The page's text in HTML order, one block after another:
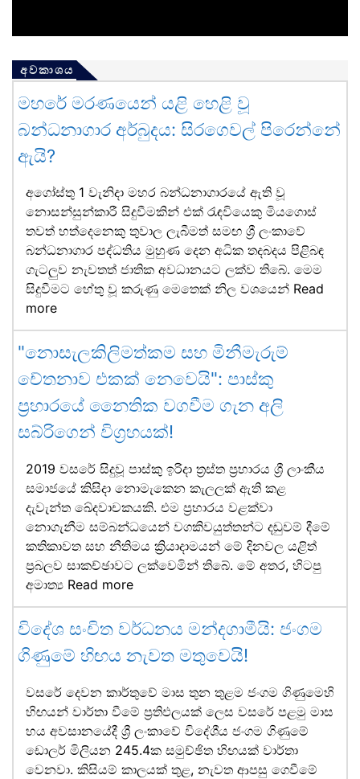
අවකාශය
මහරේ මරණයෙන් යළි හෙළි වූ
බන්ධනාගාර අර්බුදය: සිරගෙවල් පිරෙන්නේ
ඇයි?
අගෝස්තු 1 වැනිදා මහර බන්ධනාගාරයේ ඇති වූ
නොසන්සුන්කාරී සිදුවීමකින් එක් රැඳවියෙකු මියගොස්
තවත් හත්දෙනෙකු තුවාල ලැබීමත් සමඟ ශ්‍රී ලංකාවේ
බන්ධනාගාර පද්ධතිය මුහුණ දෙන අධික තදබදය පිළිබඳ
ගැටලුව නැවතත් ජාතික අවධානයට ලක්ව තිබේ. මෙම
සිදුවීමට හේතු වූ කරුණු මෙතෙක් නිල වශයෙන් Read
more
"නොසැලකිලිමත්කම සහ මිනීමැරුම්
චේතනාව එකක් නෙවෙයි": පාස්කු
ප්‍රහාරයේ නෛතික වගවීම ගැන අලි
සබ්රිගෙන් විග්‍රහයක්!
2019 වසරේ සිදුවූ පාස්කු ඉරිදා ත්‍රස්ත ප්‍රහාරය ශ්‍රී ලාංකීය
සමාජයේ කිසිදා නොමැකෙන කැලලක් ඇති කළ
දැවැන්ත ඛේදවාචකයකි. එම ප්‍රහාරය වළක්වා
නොගැනීම සම්බන්ධයෙන් වගකිවයුත්තන්ට දඬුවම් දීමේ
කතිකාවත සහ නීතිමය ක්‍රියාදාමයන් මේ දිනවල යළිත්
ප්‍රබලව සාකච්ඡාවට ලක්වෙමින් තිබේ. මේ අතර, හිටපු
අමාත්‍ය Read more
විදේශ සංචිත වර්ධනය මන්දගාමීයි: ජංගම
ගිණුමේ හිඟය නැවත මතුවෙයි!
වසරේ දෙවන කාර්තුවේ මාස තුන තුළම ජංගම ගිණුමෙහි
හිඟයන් වාර්තා වීමේ ප්‍රතිඵලයක් ලෙස වසරේ පළමු මාස
හය අවසානයේදී ශ්‍රී ලංකාවේ විදේශීය ජංගම ගිණුමේ
ඩොලර් මිලියන 245.4ක සමුච්ඡිත හිඟයක් වාර්තා
වෙනවා. කිසියම් කාලයක් තුළ, නැවත ආපසු ගෙවීමේ